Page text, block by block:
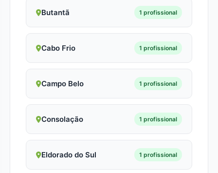
Butantã 1 profissional
Cabo Frio 1 profissional
Campo Belo 1 profissional
Consolação 1 profissional
Eldorado do Sul 1 profissional